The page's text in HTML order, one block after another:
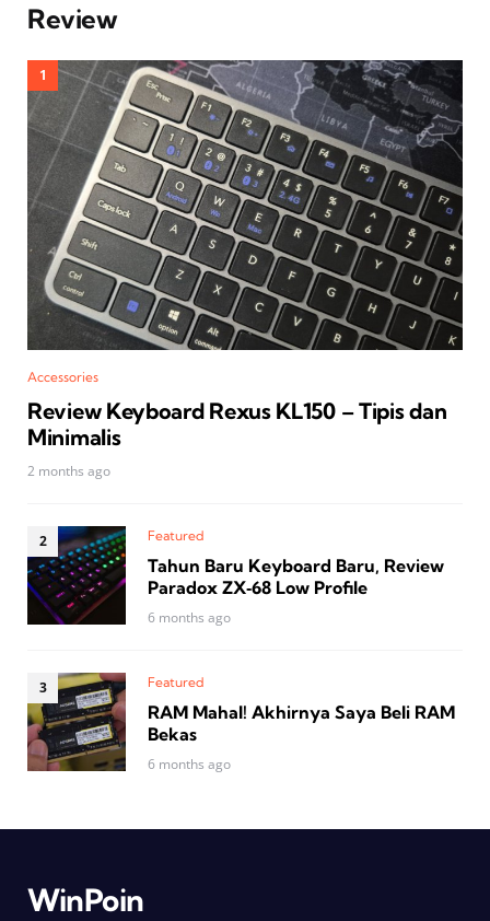
Review
Accessories
Review Keyboard Rexus KL150 – Tipis dan
Minimalis
2 months ago
Featured
Tahun Baru Keyboard Baru, Review
Paradox ZX‑68 Low Profile
6 months ago
Featured
RAM Mahal! Akhirnya Saya Beli RAM
Bekas
6 months ago
WinPoin